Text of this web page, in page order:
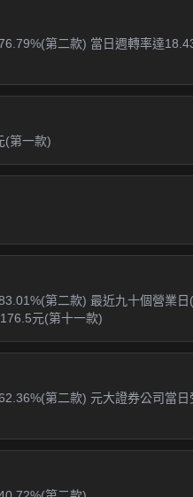
第二款) 當日週轉率達
(第一款)
第二款) 最近九十個營業
元(第十一款)
第二款) 元大證券公司當